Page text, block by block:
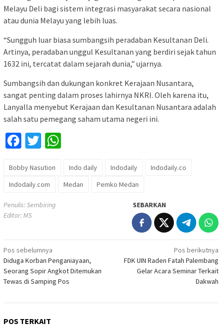
Melayu Deli bagi sistem integrasi masyarakat secara nasional
atau dunia Melayu yang lebih luas.
“Sungguh luar biasa sumbangsih peradaban Kesultanan Deli.
Artinya, peradaban unggul Kesultanan yang berdiri sejak tahun
1632 ini, tercatat dalam sejarah dunia,” ujarnya.
Sumbangsih dan dukungan konkret Kerajaan Nusantara,
sangat penting dalam proses lahirnya NKRI. Oleh karena itu,
Lanyalla menyebut Kerajaan dan Kesultanan Nusantara adalah
salah satu pemegang saham utama negeri ini.
Facebook
Twitter
Bobby Nasution Indo daily Indodaily
Indodaily.co
Indodaily.com
Medan Pemko Medan
Penulis: Sembiring
Editor: MS
SEBARKAN
Navigasi
pos
Pos sebelumnya
Diduga Korban Penganiayaan,
Seorang Sopir Angkot Ditemukan
Tewas di Samping Pos
Pos berikutnya
FDK UIN Raden Fatah Palembang
Gelar Acara Seminar Terkait
Dakwah
POS TERKAIT